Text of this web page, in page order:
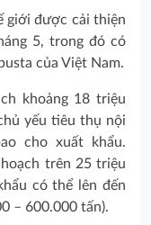
giới được cải thiện
5, trong đó có
của Việt Nam.
khoảng 18 triệu
yếu tiêu thụ nội
cho xuất khẩu.
trên 25 triệu
có thể lên đến
– 600.000 tấn).